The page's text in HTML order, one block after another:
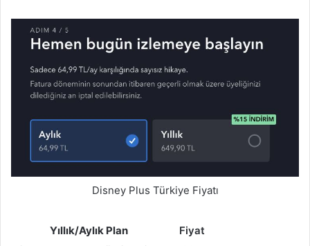
Disney Plus Türkiye Fiyatı
Yıllık/Aylık Plan
Fiyat